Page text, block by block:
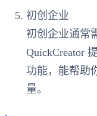
初创企业
初创企业通常
QuickCreator
功能，能帮助
量。